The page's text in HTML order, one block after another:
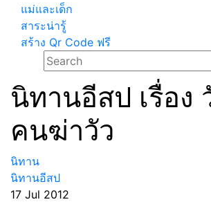
แม่และเด็ก
สาระน่ารู้
สร้าง Qr Code ฟรี
นิทานอีสป เรื่อง
คนฆ่าวัว
นิทาน
นิทานอีสป
17 Jul 2012